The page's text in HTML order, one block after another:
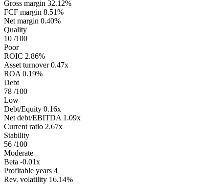
Gross margin 32.12%
FCF margin 8.51%
Net margin 0.40%
Quality
10 /100
Poor
ROIC 2.86%
Asset turnover 0.47x
ROA 0.19%
Debt
78 /100
Low
Debt/Equity 0.16x
Net debt/EBITDA 1.09x
Current ratio 2.67x
Stability
56 /100
Moderate
Beta -0.01x
Profitable years 4
Rev. volatility 16.14%